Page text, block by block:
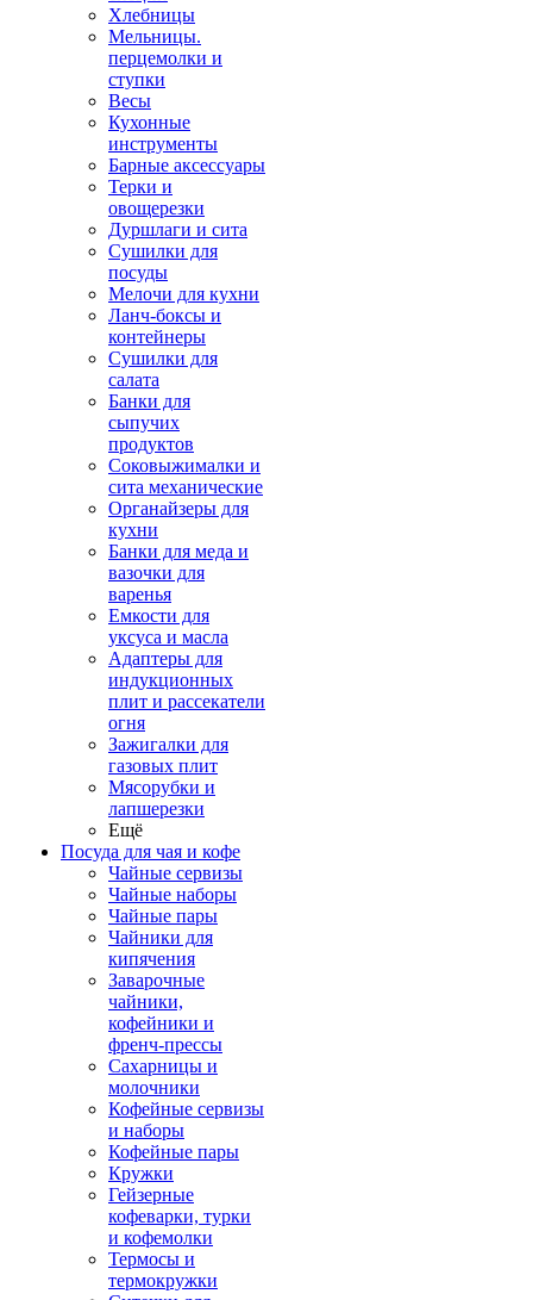
Хлебницы
Мельницы.
перцемолки и
ступки
Весы
Кухонные
инструменты
Барные аксессуары
Терки и
овощерезки
Дуршлаги и сита
Сушилки для
посуды
Мелочи для кухни
Ланч-боксы и
контейнеры
Сушилки для
салата
Банки для
сыпучих
продуктов
Соковыжималки и
сита механические
Органайзеры для
кухни
Банки для меда и
вазочки для
варенья
Емкости для
уксуса и масла
Адаптеры для
индукционных
плит и рассекатели
огня
Зажигалки для
газовых плит
Мясорубки и
лапшерезки
Ещё
Посуда для чая и кофе
Чайные сервизы
Чайные наборы
Чайные пары
Чайники для
кипячения
Заварочные
чайники,
кофейники и
френч-прессы
Сахарницы и
молочники
Кофейные сервизы
и наборы
Кофейные пары
Кружки
Гейзерные
кофеварки, турки
и кофемолки
Термосы и
термокружки